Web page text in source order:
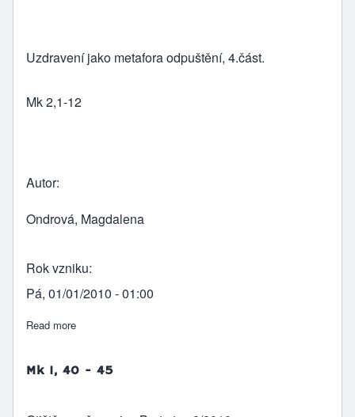
Uzdravení jako metafora odpuštění, 4.část.
Mk 2,1-12
Autor
Ondrová, Magdalena
Rok vzniku
Pá, 01/01/2010 - 01:00
Read more
Mk 1, 40 - 45